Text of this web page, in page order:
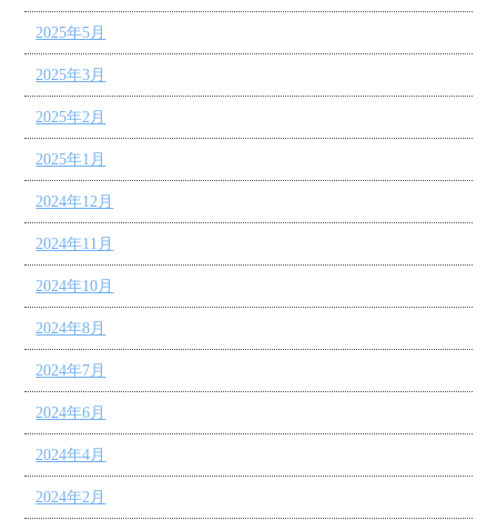
2025年5月
2025年3月
2025年2月
2025年1月
2024年12月
2024年11月
2024年10月
2024年8月
2024年7月
2024年6月
2024年4月
2024年2月